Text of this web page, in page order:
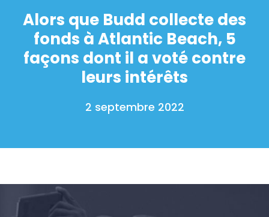
Faire un don
Alors que Budd collecte des
fonds à Atlantic Beach, 5
façons dont il a voté contre
leurs intérêts
2 septembre 2022